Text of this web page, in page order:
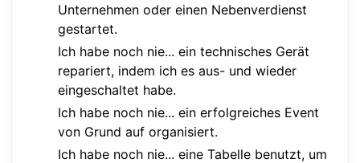
Unternehmen oder einen Nebenverdienst
gestartet.
Ich habe noch nie... ein technisches Gerät
repariert, indem ich es aus- und wieder
eingeschaltet habe.
Ich habe noch nie... ein erfolgreiches Event
von Grund auf organisiert.
Ich habe noch nie... eine Tabelle benutzt, um